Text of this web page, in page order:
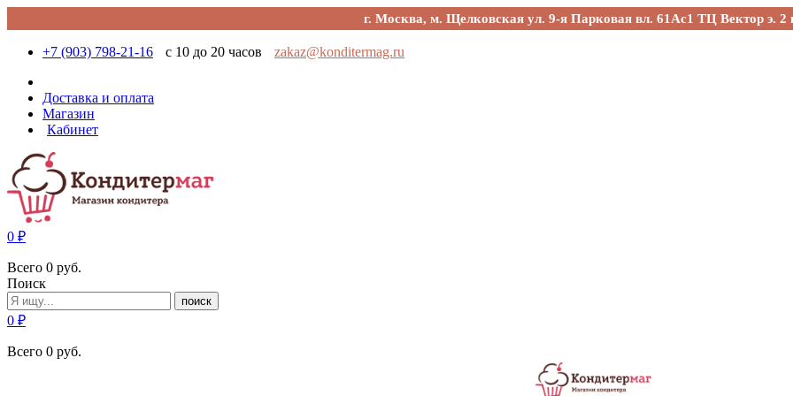
г. Москва, м. Щелковская ул. 9-я Парковая вл. 61Ас1 ТЦ Вектор э. 2
+7 (903) 798-21-16 с 10 до 20 часов zakaz@konditermag.ru
Доставка и оплата
Магазин
Кабинет
0 ₽
Всего 0 руб.
Поиск
поиск
0 ₽
Всего 0 руб.